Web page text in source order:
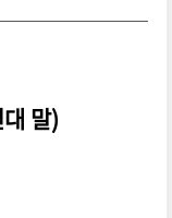
말)